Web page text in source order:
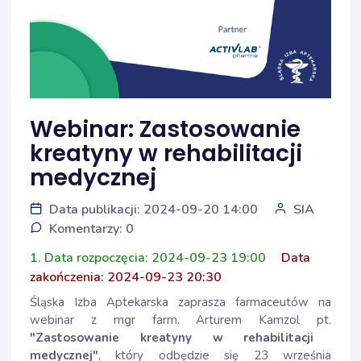
Webinar: Zastosowanie
kreatyny w rehabilitacji
medycznej
Data publikacji: 2024-09-20 14:00
SIA
Komentarzy: 0
1. Data rozpoczęcia: 2024-09-23 19:00
Data
zakończenia: 2024-09-23 20:30
Śląska Izba Aptekarska zaprasza farmaceutów na
webinar z mgr farm. Arturem Kamzol pt.
"Zastosowanie kreatyny w rehabilitacji
medycznej", który odbędzie się 23 września